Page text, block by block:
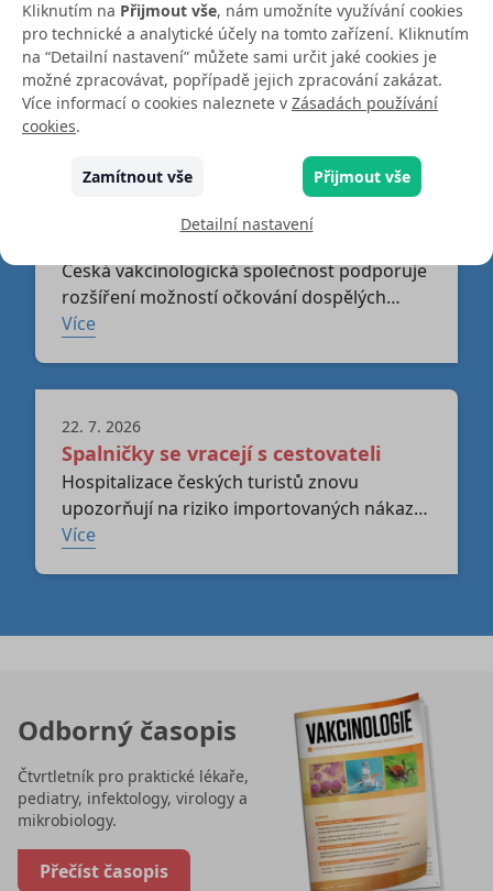
Evropská komise udělila registraci
aktualizované vakcíně Comirnaty
společnosti Pfizer/BioNTech zaměřené na
variantu XFG. Nová vakcína je určena pro
očkovací sezónu 2026/2027 a podle
dostupných dat poskytuje silnou imunitní
odpověď proti aktuálně cirkulujícím
variantám SARS-CoV-2. Rozhodnutí navazuje
na doporučení Evropské agentury pro léčivé
přípravky (EMA) připravit očkovací látky na
očekávanou variantní skladbu nadcházející
sezóny.
Více
24. 7. 2026
Stanovisko ČVS k problematice
Česká vakcinologická společnost podporuje
rozšíření možností očkování dospělých
v lékárnách. Zapojení lékáren může zvýšit
splnění přísných odborných, personálních
a bezpečnostních podmínek představuje
očkování v lékárnách jeden z nástrojů, jak
zvýšit proočkovanost dospělé populace
a zlepšit ochranu před preventabilními
Více
22. 7. 2026
Spalničky se vracejí s cestovateli
Hospitalizace českých turistů znovu
upozorňují na riziko importovaných nákaz.
Spalničky patří mezi nejvíce nakažlivá
v populaci.
Více
Odborný časopis
Čtvrtletník pro praktické lékaře,
pediatry, infektology, virology a
mikrobiology.
Přečíst časopis
Kliknutím na Přijmout vše, nám umožníte využívání cookies
pro technické a analytické účely na tomto zařízení. Kliknutím
na “Detailní nastavení” můžete sami určit jaké cookies je
možné zpracovávat, popřípadě jejich zpracování zakázat.
Více informací o cookies naleznete v Zásadách používání
cookies.
Zamítnout vše Přijmout vše
Detailní nastavení